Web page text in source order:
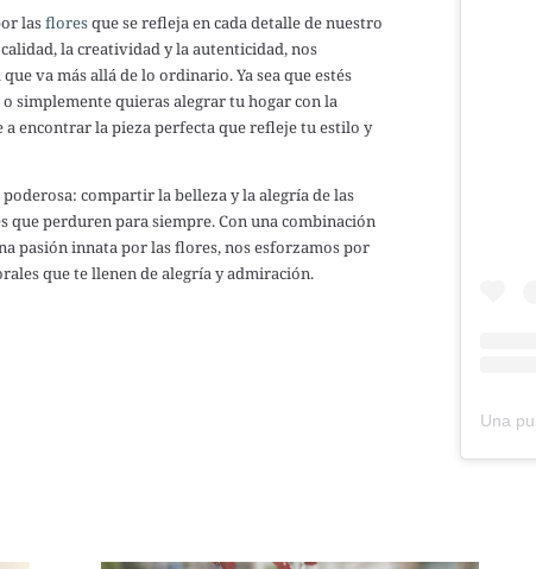
lasfloresque se refleja en cada detalle de nuestro
la creatividad y la autenticidad, nos
va más allá de lo ordinario. Ya sea que estés
simplemente quieras alegrar tu hogar con la
encontrar la pieza perfecta que refleje tu estilo y
compartir la belleza y la alegría de las
que perduren para siempre. Con una combinación
pasión innata por las flores, nos esforzamos por
que te llenen de alegría y admiración.